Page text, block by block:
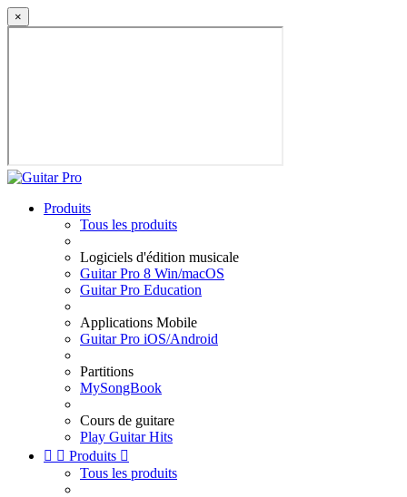
×
Produits
Tous les produits
Logiciels d'édition musicale
Guitar Pro 8 Win/macOS
Guitar Pro Education
Applications Mobile
Guitar Pro iOS/Android
Partitions
MySongBook
Cours de guitare
Play Guitar Hits
  Produits 
Tous les produits